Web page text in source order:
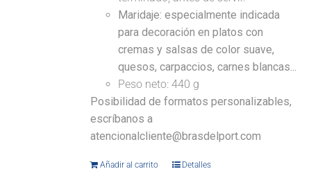
Maridaje: especialmente indicada
para decoración en platos con
cremas y salsas de color suave,
quesos, carpaccios, carnes blancas...
Peso neto: 440 g
Posibilidad de formatos personalizables,
escríbanos a
atencionalcliente@brasdelport.com
Añadir al carrito Detalles